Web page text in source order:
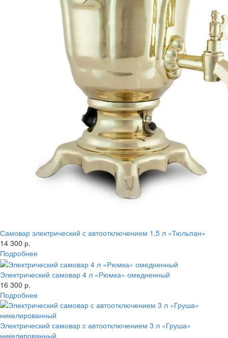
Самовар электрический с автоотключением 1,5 л «Тюльпан»
14 300 р.
Подробнее
Электрический самовар 4 л «Рюмка» омедненный
16 300 р.
Подробнее
Электрический самовар с автоотключением 3 л «Груша»
никелированный